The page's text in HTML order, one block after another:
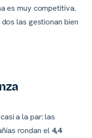
es muy competitiva.
las gestionan bien
a la par: las
rondan el 4,4